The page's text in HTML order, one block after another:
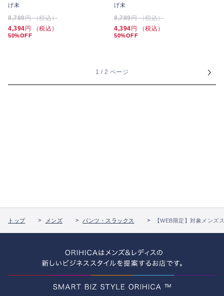
げ未
8,789円 （税込）
4,394 円 （税込）
50%OFF
げ未
8,789円 （税込）
4,394 円 （税込）
50%OFF
1 / 2 ページ
トップ メンズ パンツ・スラックス 【WEB限定】対象メンズ